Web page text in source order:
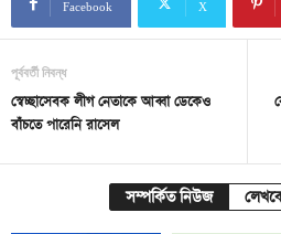
Facebook X
পূর্ববর্তী নিবন্ধ
স্বেচ্ছাসেবক লীগ নেতাকে আব্বা ডেকেও
বাঁচতে পারেনি রাসেল
সম্পর্কিত নিউজ